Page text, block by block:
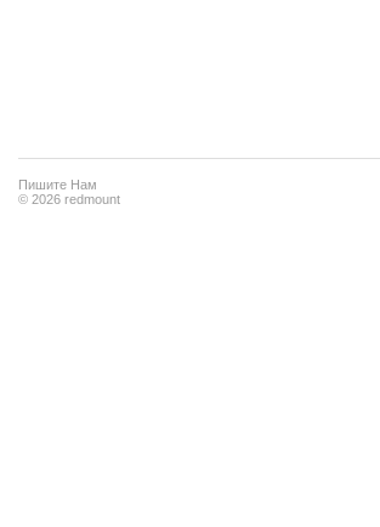
Пишите Нам
© 2026 redmount